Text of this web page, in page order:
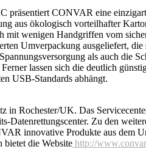
präsentiert CONVAR eine
aus ökologisch vorteilhafter
mit wenigen Handgriffen vom
Umverpackung ausgeliefert, die
als auch die
lassen sich die deutlich
USB-Standards abhängt.
Rochester/UK. Das
Datenrettungscenter. Zu den
innovative Produkte aus dem
die Website http://